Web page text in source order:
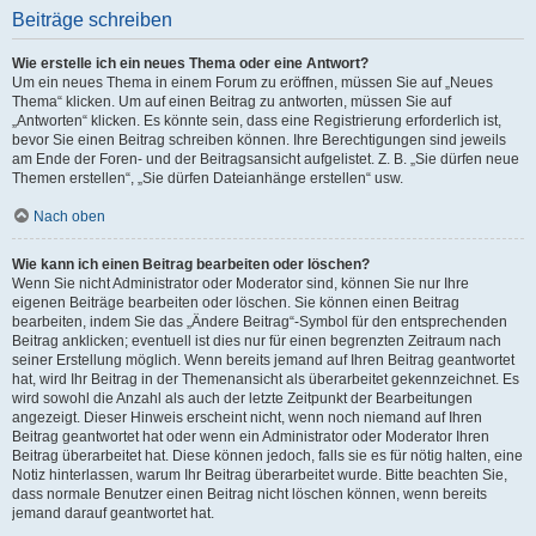
Beiträge schreiben
Wie erstelle ich ein neues Thema oder eine Antwort?
Um ein neues Thema in einem Forum zu eröffnen, müssen Sie auf „Neues
Thema“ klicken. Um auf einen Beitrag zu antworten, müssen Sie auf
„Antworten“ klicken. Es könnte sein, dass eine Registrierung erforderlich ist,
bevor Sie einen Beitrag schreiben können. Ihre Berechtigungen sind jeweils
am Ende der Foren- und der Beitragsansicht aufgelistet. Z. B. „Sie dürfen neue
Themen erstellen“, „Sie dürfen Dateianhänge erstellen“ usw.
Nach oben
Wie kann ich einen Beitrag bearbeiten oder löschen?
Wenn Sie nicht Administrator oder Moderator sind, können Sie nur Ihre
eigenen Beiträge bearbeiten oder löschen. Sie können einen Beitrag
bearbeiten, indem Sie das „Ändere Beitrag“-Symbol für den entsprechenden
Beitrag anklicken; eventuell ist dies nur für einen begrenzten Zeitraum nach
seiner Erstellung möglich. Wenn bereits jemand auf Ihren Beitrag geantwortet
hat, wird Ihr Beitrag in der Themenansicht als überarbeitet gekennzeichnet. Es
wird sowohl die Anzahl als auch der letzte Zeitpunkt der Bearbeitungen
angezeigt. Dieser Hinweis erscheint nicht, wenn noch niemand auf Ihren
Beitrag geantwortet hat oder wenn ein Administrator oder Moderator Ihren
Beitrag überarbeitet hat. Diese können jedoch, falls sie es für nötig halten, eine
Notiz hinterlassen, warum Ihr Beitrag überarbeitet wurde. Bitte beachten Sie,
dass normale Benutzer einen Beitrag nicht löschen können, wenn bereits
jemand darauf geantwortet hat.